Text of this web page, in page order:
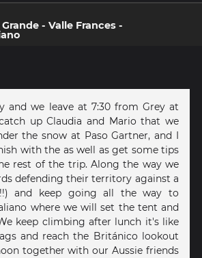
- Valle Frances -
and we leave at 7:30 from Grey at
up Claudia and Mario that we
the snow at Paso Gartner, and I
with the as well as get some tips
rest of the trip. Along the way we
defending their territory against a
and keep going all the way to
where we will set the tent and
keep climbing after lunch it's like
and reach the Británico lookout
together with our Aussie friends